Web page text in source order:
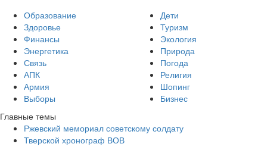
Образование
Здоровье
Финансы
Энергетика
Связь
АПК
Армия
Выборы
Дети
Туризм
Экология
Природа
Погода
Религия
Шопинг
Бизнес
Главные темы
Ржевский мемориал советскому солдату
Тверской хронограф ВОВ